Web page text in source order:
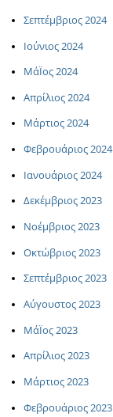
Σεπτέμβριος 2024
Ιούνιος 2024
ΜάΪος 2024
Απρίλιος 2024
Μάρτιος 2024
Φεβρουάριος 2024
Ιανουάριος 2024
Δεκέμβριος 2023
Νοέμβριος 2023
Οκτώβριος 2023
Σεπτέμβριος 2023
Αύγουστος 2023
ΜάΪος 2023
Απρίλιος 2023
Μάρτιος 2023
Φεβρουάριος 2023